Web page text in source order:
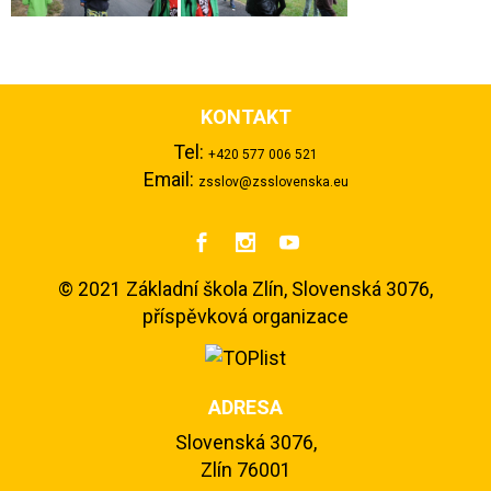
KONTAKT
Tel: +420 577 006 521
Email: zsslov@zsslovenska.eu
  
© 2021 Základní škola Zlín, Slovenská 3076,
příspěvková organizace
ADRESA
Slovenská 3076,
Zlín 76001